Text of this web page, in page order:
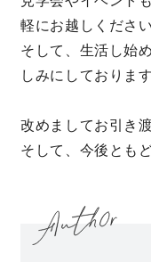
軽にお越しください
そして、生活し始
しみにしておりま
改めましてお引き
そして、今後とも